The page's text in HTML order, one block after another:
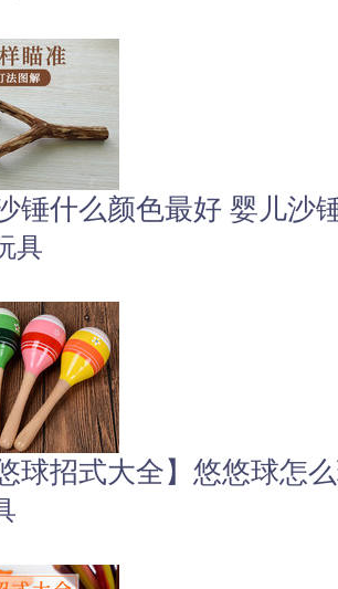
锤什么颜色最好 婴儿沙
具
悠球招式大全】悠悠球怎